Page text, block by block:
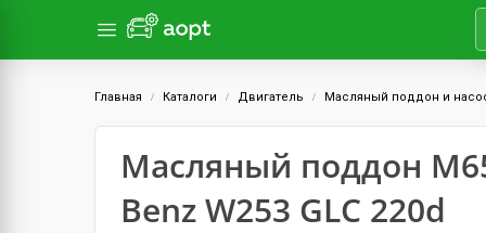
Главная Каталоги Двигатель Масляный поддон и
Масляный поддон
Benz W253 GLC 220d